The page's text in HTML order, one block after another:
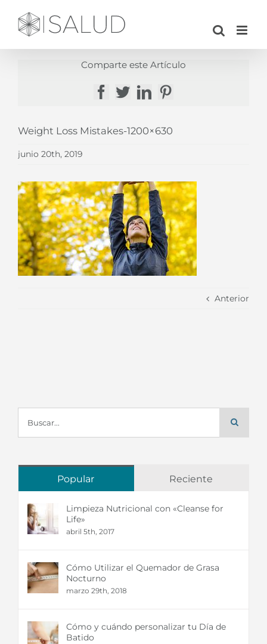
contenido
Comparte este Artículo
Facebook
TwitterLinkedIn
Pinterest
Weight Loss Mistakes-1200×630
junio 20th, 2019
Anterior
Popular Reciente
Limpieza Nutricional con «Cleanse for
Life»
abril 5th, 2017
Cómo Utilizar el Quemador de Grasa
Nocturno
marzo 29th, 2018
Cómo y cuándo personalizar tu Día de
Batido